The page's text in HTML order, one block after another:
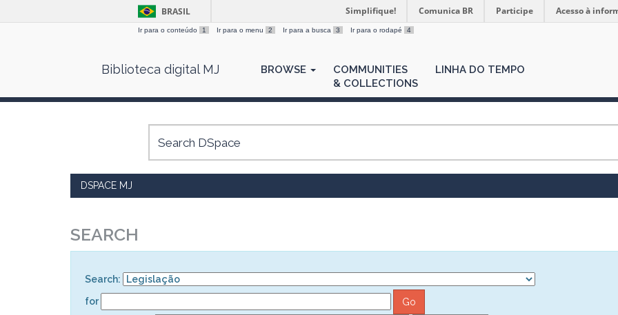
BRASIL Simplifique! Comunica BR Participe Acesso à
Ir para o conteúdo 1 Ir para o menu 2 Ir para a busca 3 Ir para o rodapé 4
Biblioteca digital MJ BROWSE
COMMUNITIES
& COLLECTIONS
LINHA DO TEMPO
DSPACE MJ
SEARCH
Search:
for